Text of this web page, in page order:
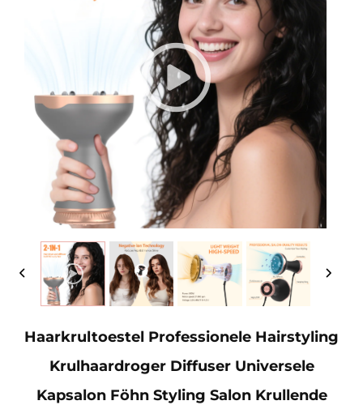
Haarkrultoestel Professionele Hairstyling
Krulhaardroger Diffuser Universele
Kapsalon Föhn Styling Salon Krullende